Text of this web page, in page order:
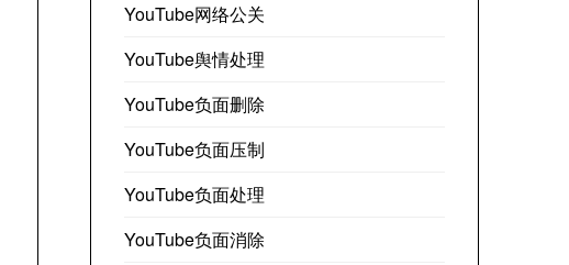
YouTube网络公关
YouTube舆情处理
YouTube负面删除
YouTube负面压制
YouTube负面处理
YouTube负面消除